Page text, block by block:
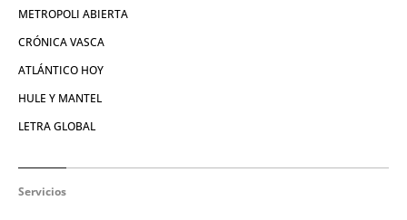
METROPOLI ABIERTA
CRÓNICA VASCA
ATLÁNTICO HOY
HULE Y MANTEL
LETRA GLOBAL
Servicios